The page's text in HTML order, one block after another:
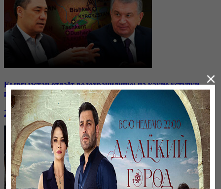
Кыргызстан отдаёт водохранилище: на какие уступки
пошли соседи?
24 ноября, 20:44
×